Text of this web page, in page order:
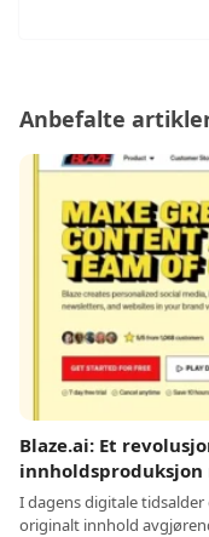
Anbefalte
Blaze.ai: Et
I dagens digitale
originalt innhold